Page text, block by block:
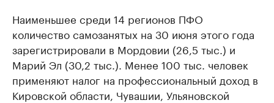
Наименьшее среди 14 регионов ПФО
количество самозанятых на 30 июня этого года
зарегистрировали в Мордовии (26,5 тыс.) и
Марий Эл (30,2 тыс.). Менее 100 тыс. человек
применяют налог на профессиональный доход в
Кировской области, Чувашии, Ульяновской